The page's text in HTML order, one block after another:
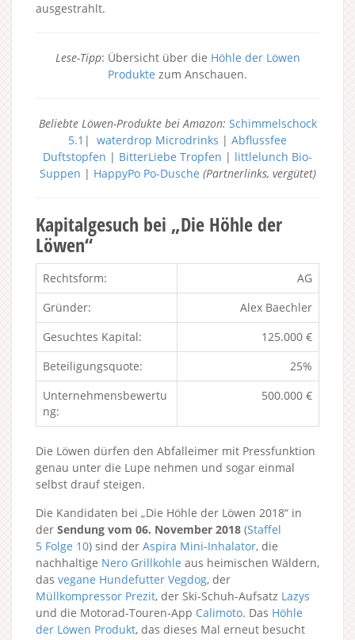
ausgestrahlt.
Lese-Tipp: Übersicht über die Höhle der Löwen
Produkte zum Anschauen.
Beliebte Löwen-Produkte bei Amazon: Schimmelschock
5.1 | waterdrop Microdrinks | Abflussfee
Duftstopfen | BitterLiebe Tropfen | littlelunch Bio-
Suppen | HappyPo Po-Dusche (Partnerlinks, vergütet)
Kapitalgesuch bei „Die Höhle der
Löwen“
Rechtsform:
AG
Gründer:
Alex Baechler
Gesuchtes Kapital:
125.000 €
Beteiligungsquote:
25%
Unternehmensbewertu
ng:
500.000 €
Die Löwen dürfen den Abfalleimer mit Pressfunktion
genau unter die Lupe nehmen und sogar einmal
selbst drauf steigen.
Die Kandidaten bei „Die Höhle der Löwen 2018“ in
der Sendung vom 06. November 2018 (Staffel
5 Folge 10) sind der Aspira Mini-Inhalator, die
nachhaltige Nero Grillkohle aus heimischen Wäldern,
das vegane Hundefutter Vegdog, der
Müllkompressor Prezit, der Ski-Schuh-Aufsatz Lazys
und die Motorad-Touren-App Calimoto. Das Höhle
der Löwen Produkt, das dieses Mal erneut besucht